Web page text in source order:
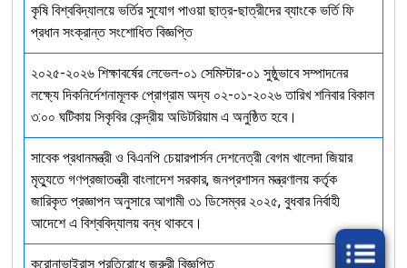
কৃষি বিশ্ববিদ্যালয়ে ভর্তির সুযোগ পাওয়া ছাত্র-ছাত্রীদের ব্যাংকে ভর্তি ফি
প্রধান সংক্রান্ত সংশোধিত বিজ্ঞপ্তি
২০২৫-২০২৬ শিক্ষাবর্ষের লেভেল-০১ সেমিস্টার-০১ সুষ্ঠুভাবে সম্পাদনের
লক্ষ্যে দিকনির্দেশনামূলক প্রোগ্রাম অদ্য ০২-০১-২০২৬ তারিখ শনিবার বিকাল
৩:০০ ঘটিকায় সিকৃবির কেন্দ্রীয় অডিটরিয়াম এ অনুষ্ঠিত হবে।
সাবেক প্রধানমন্ত্রী ও বিএনপি চেয়ারপার্সন দেশনেত্রী বেগম খালেদা জিয়ার
মৃত্যুতে গণপ্রজাতন্ত্রী বাংলাদেশ সরকার, জনপ্রশাসন মন্ত্রণালয় কর্তৃক
জারিকৃত প্রজ্ঞাপন অনুসারে আগামী ৩১ ডিসেম্বর ২০২৫, বুধবার নির্বাহী
আদেশে এ বিশ্ববিদ্যালয় বন্ধ থাকবে।
করোনাভাইরাস প্রতিরোধে জরুরী বিজ্ঞপ্তি